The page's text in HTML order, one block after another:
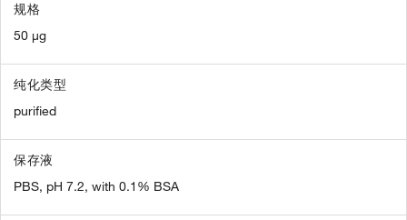
规格
50 µg
纯化类型
purified
保存液
PBS, pH 7.2, with 0.1% BSA